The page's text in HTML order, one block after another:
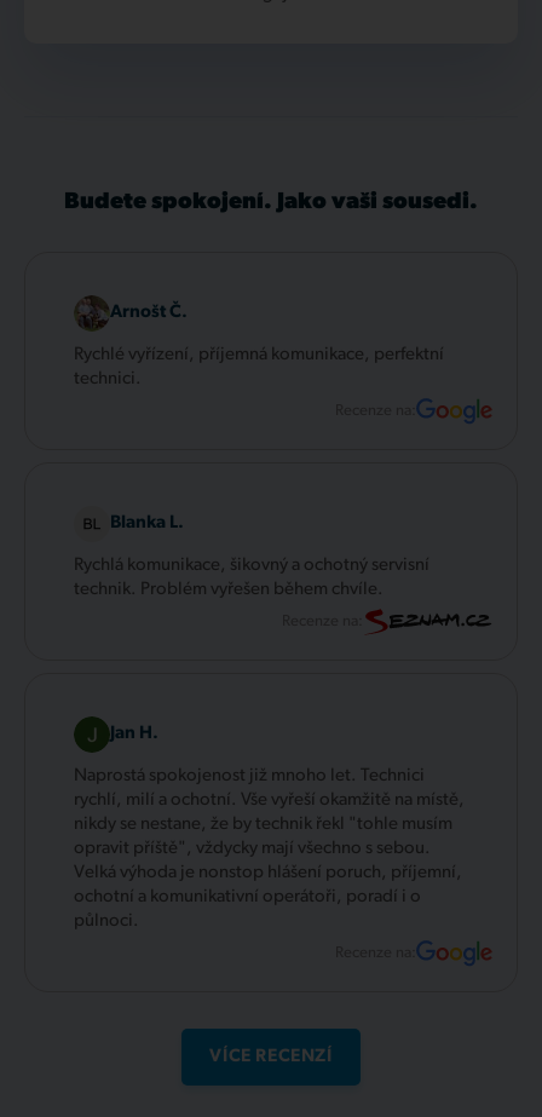
Budete spokojení. Jako vaši sousedi.
Arnošt Č.
Rychlé vyřízení, příjemná komunikace, perfektní
technici.
Recenze na:
Blanka L.
Rychlá komunikace, šikovný a ochotný servisní
technik. Problém vyřešen během chvíle.
Jan H.
Naprostá spokojenost již mnoho let. Technici
rychlí, milí a ochotní. Vše vyřeší okamžitě na místě,
nikdy se nestane, že by technik řekl "tohle musím
opravit příště", vždycky mají všechno s sebou.
Velká výhoda je nonstop hlášení poruch, příjemní,
ochotní a komunikativní operátoři, poradí i o
půlnoci.
Recenze na:
VÍCE RECENZÍ